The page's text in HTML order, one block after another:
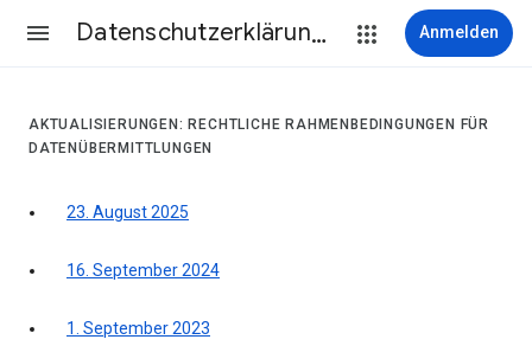
Datenschutzerklärung & Nutzungsbedingungen Anmelden
AKTUALISIERUNGEN: RECHTLICHE RAHMENBEDINGUNGEN FÜR
DATENÜBERMITTLUNGEN
23. August 2025
16. September 2024
1. September 2023